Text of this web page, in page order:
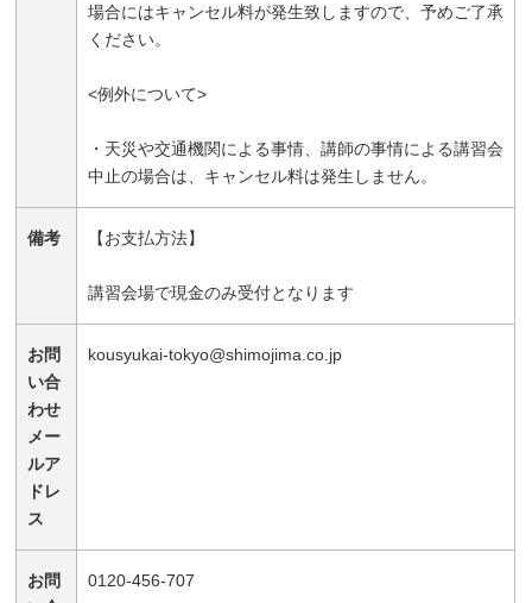
場合にはキャンセル料が発生致しますので、予めご了承
ください。
<例外について>
・天災や交通機関による事情、講師の事情による講習会
中止の場合は、キャンセル料は発生しません。
備考 【お支払方法】
講習会場で現金のみ受付となります
お問
い合
わせ
メー
ルア
ドレ
ス
kousyukai-tokyo@shimojima.co.jp
お問
0120-456-707